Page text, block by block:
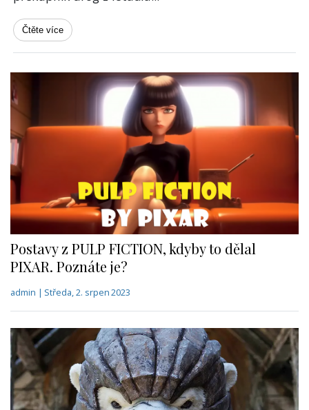
Čtěte více
Postavy z PULP FICTION, kdyby to dělal
PIXAR. Poznáte je?
admin | Středa, 2. srpen 2023